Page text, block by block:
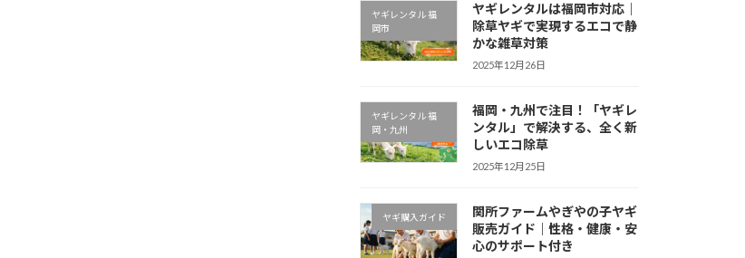
ヤギレンタル 福
岡市
ヤギレンタルは福岡市対応｜
除草ヤギで実現するエコで静
かな雑草対策
2025年12月26日
ヤギレンタル 福
岡・九州
福岡・九州で注目！「ヤギレ
ンタル」で解決する、全く新
しいエコ除草
2025年12月25日
ヤギ購入ガイド
関所ファームやぎやの子ヤギ
販売ガイド｜性格・健康・安
心のサポート付き